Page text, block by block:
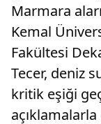
Marmara
Kemal
Fakültesi
Tecer, deniz
kritik eşiği